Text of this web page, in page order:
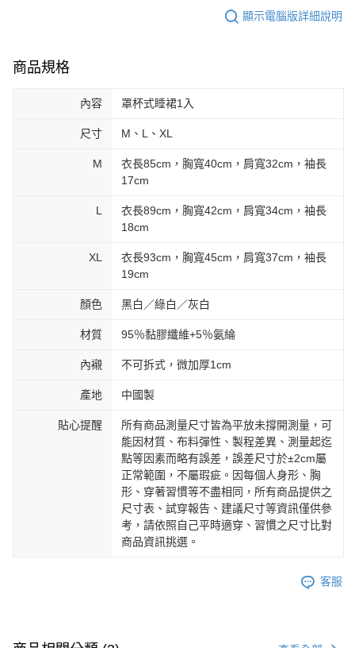
顯示電腦版詳細說明
商品規格
內容 罩杯式睡裙1入
尺寸 M、L、XL
M
衣長85cm，胸寬40cm，肩寬32cm，袖長
17cm
L
衣長89cm，胸寬42cm，肩寬34cm，袖長
18cm
XL
衣長93cm，胸寬45cm，肩寬37cm，袖長
19cm
顏色 黑白／綠白／灰白
材質 95％黏膠纖維+5％氨綸
內襯 不可拆式，微加厚1cm
產地 中國製
貼心提醒
所有商品測量尺寸皆為平放未撐開測量，可
能因材質、布料彈性、製程差異、測量起迄
點等因素而略有誤差，誤差尺寸於±2cm屬
正常範圍，不屬瑕疵。因每個人身形、胸
形、穿著習慣等不盡相同，所有商品提供之
尺寸表、試穿報告、建議尺寸等資訊僅供參
考，請依照自己平時適穿、習慣之尺寸比對
商品資訊挑選。
客服